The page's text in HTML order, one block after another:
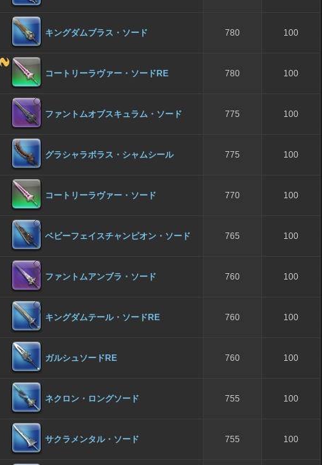
キングダムブラス・ソード 780 100
コートリーラヴァー・ソードRE 780 100
ファントムオブスキュラム・ソード 775 100
グラシャラボラス・シャムシール 775 100
コートリーラヴァー・ソード 770 100
ベビーフェイスチャンピオン・ソード 765 100
ファントムアンブラ・ソード 760 100
キングダムテール・ソードRE 760 100
ガルシュソードRE 760 100
ネクロン・ロングソード 755 100
サクラメンタル・ソード 755 100